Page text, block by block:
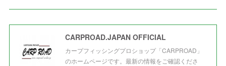
CARPROAD.JAPAN OFFICIAL
カープフィッシングプロショップ「CARPROAD」
のホームページです。最新の情報をご確認くださ